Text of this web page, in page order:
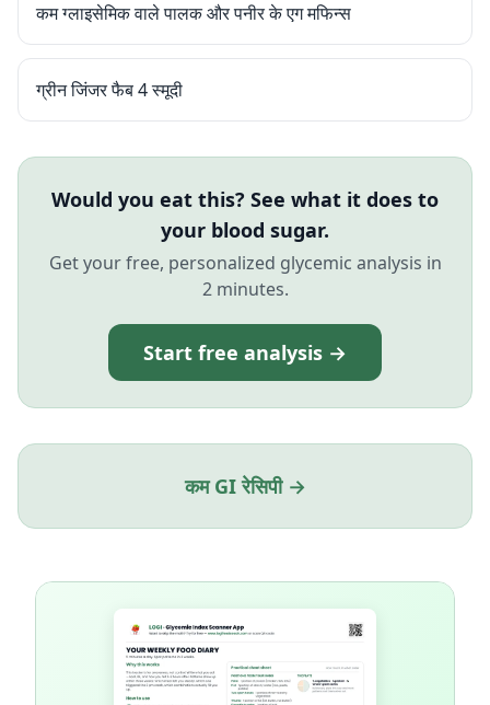
कम ग्लाइसेमिक वाले पालक और पनीर के एग मफिन्स
ग्रीन जिंजर फैब 4 स्मूदी
Would you eat this? See what it does to
your blood sugar.
Get your free, personalized glycemic analysis in
2 minutes.
Start free analysis →
कम GI रेसिपी →